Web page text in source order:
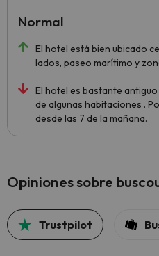
El hotel está bien ubicado
lados, paseo marítimo y
El hotel es bastante
de algunas habitaciones .
desde las 7 de la mañana.
Normal
Opiniones sobre
Trustpilot